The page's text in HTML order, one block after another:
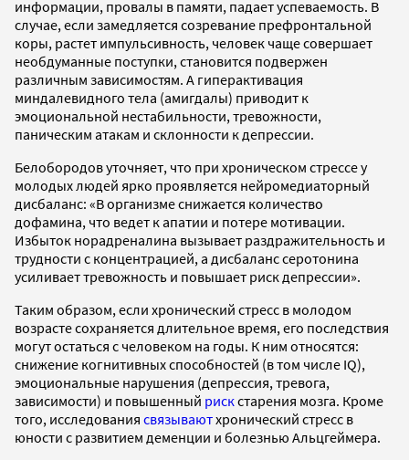
информации, провалы в памяти, падает успеваемость. В
случае, если замедляется созревание префронтальной
коры, растет импульсивность, человек чаще совершает
необдуманные поступки, становится подвержен
различным зависимостям. А гиперактивация
миндалевидного тела (амигдалы) приводит к
эмоциональной нестабильности, тревожности,
паническим атакам и склонности к депрессии.
Белобородов уточняет, что при хроническом стрессе у
молодых людей ярко проявляется нейромедиаторный
дисбаланс: «В организме снижается количество
дофамина, что ведет к апатии и потере мотивации.
Избыток норадреналина вызывает раздражительность и
трудности с концентрацией, а дисбаланс серотонина
усиливает тревожность и повышает риск депрессии».
Таким образом, если хронический стресс в молодом
возрасте сохраняется длительное время, его последствия
могут остаться с человеком на годы. К ним относятся:
снижение когнитивных способностей (в том числе IQ),
эмоциональные нарушения (депрессия, тревога,
зависимости) и повышенный рискстарения мозга. Кроме
того, исследования связываютхронический стресс в
юности с развитием деменции и болезнью Альцгеймера.